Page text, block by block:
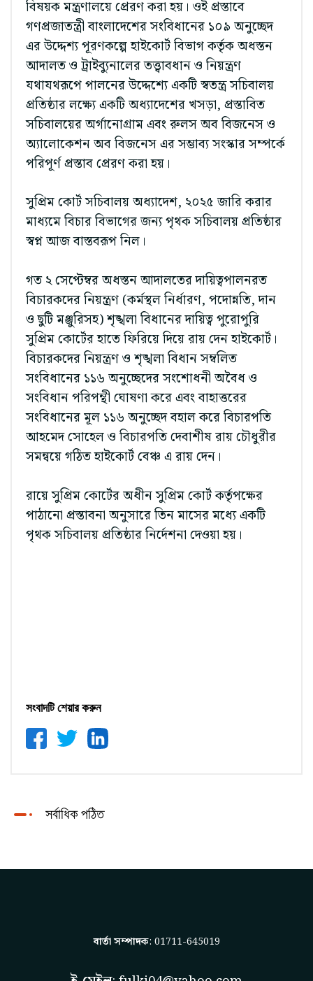
বিষয়ক মন্ত্রণালয়ে প্রেরণ করা হয়। ওই প্রস্তাবে
গণপ্রজাতন্ত্রী বাংলাদেশের সংবিধানের ১০৯ অনুচ্ছেদ
এর উদ্দেশ্য পূরণকল্পে হাইকোর্ট বিভাগ কর্তৃক অধস্তন
আদালত ও ট্রাইব্যুনালের তত্ত্বাবধান ও নিয়ন্ত্রণ
যথাযথরূপে পালনের উদ্দেশ্যে একটি স্বতন্ত্র সচিবালয়
প্রতিষ্ঠার লক্ষ্যে একটি অধ্যাদেশের খসড়া, প্রস্তাবিত
সচিবালয়ের অর্গানোগ্রাম এবং রুলস অব বিজনেস ও
অ্যালোকেশন অব বিজনেস এর সম্ভাব্য সংস্কার সম্পর্কে
পরিপূর্ণ প্রস্তাব প্রেরণ করা হয়।
সুপ্রিম কোর্ট সচিবালয় অধ্যাদেশ, ২০২৫ জারি করার
মাধ্যমে বিচার বিভাগের জন্য পৃথক সচিবালয় প্রতিষ্ঠার
স্বপ্ন আজ বাস্তবরূপ নিল।
গত ২ সেপ্টেম্বর অধস্তন আদালতের দায়িত্বপালনরত
বিচারকদের নিয়ন্ত্রণ (কর্মস্থল নির্ধারণ, পদোন্নতি, দান
ও ছুটি মঞ্জুরিসহ) শৃঙ্খলা বিধানের দায়িত্ব পুরোপুরি
সুপ্রিম কোর্টের হাতে ফিরিয়ে দিয়ে রায় দেন হাইকোর্ট।
বিচারকদের নিয়ন্ত্রণ ও শৃঙ্খলা বিধান সম্বলিত
সংবিধানের ১১৬ অনুচ্ছেদের সংশোধনী অবৈধ ও
সংবিধান পরিপন্থী ঘোষণা করে এবং বাহাত্তরের
সংবিধানের মূল ১১৬ অনুচ্ছেদ বহাল করে বিচারপতি
আহমেদ সোহেল ও বিচারপতি দেবাশীষ রায় চৌধুরীর
সমন্বয়ে গঠিত হাইকোর্ট বেঞ্চ এ রায় দেন।
রায়ে সুপ্রিম কোর্টের অধীন সুপ্রিম কোর্ট কর্তৃপক্ষের
পাঠানো প্রস্তাবনা অনুসারে তিন মাসের মধ্যে একটি
পৃথক সচিবালয় প্রতিষ্ঠার নির্দেশনা দেওয়া হয়।
সংবাদটি শেয়ার করুন
সর্বাধিক পঠিত
বার্তা সম্পাদক: 01711-645019